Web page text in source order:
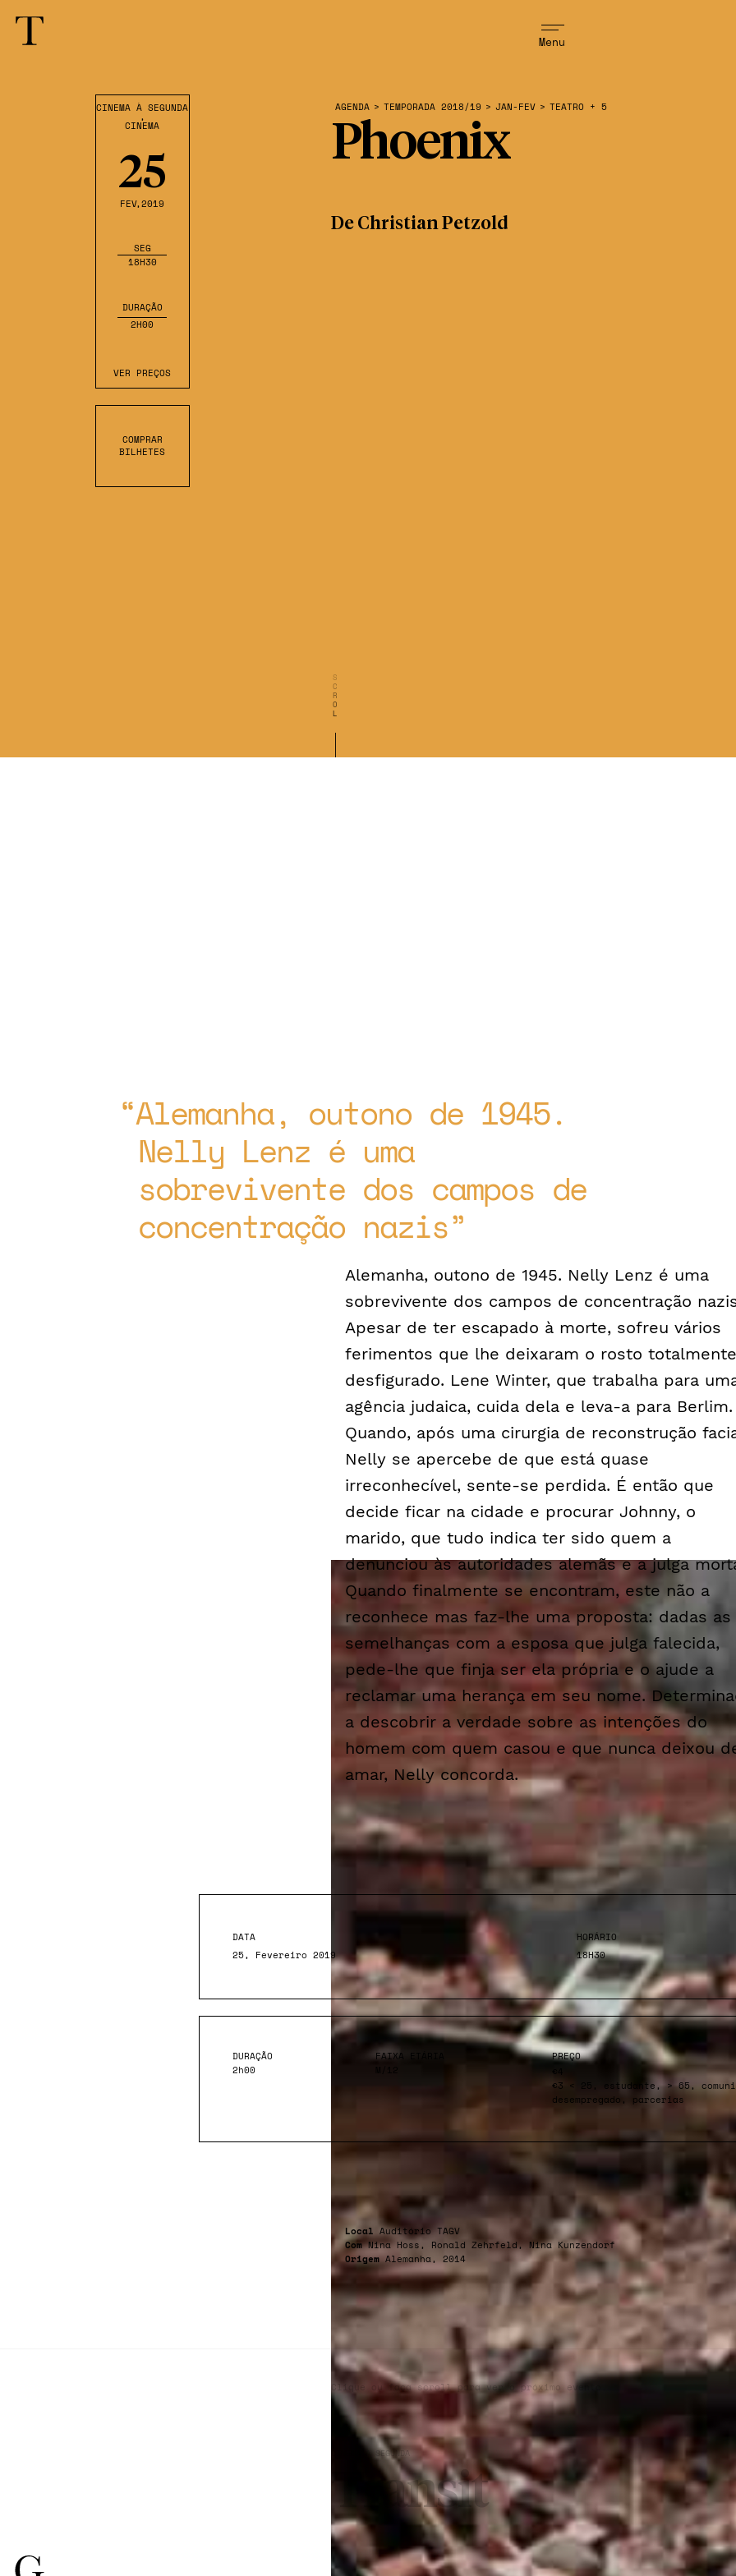
Menu
Phoenix
S
C
R
O
L
CINEMA À SEGUNDA
,
CINEMA
25
FEV,2019
SEG
18H30
DURAÇÃO
2H00
VER PREÇOS
COMPRAR
BILHETES
AGENDA > TEMPORADA 2018/19 > JAN-FEV > TEATRO + 5
De Christian Petzold
Alemanha, outono de 1945.
Nelly Lenz é uma
sobrevivente dos campos de
concentração nazis
Alemanha, outono de 1945. Nelly Lenz é uma
sobrevivente dos campos de concentração
Apesar de ter escapado à morte, sofreu vários
ferimentos que lhe deixaram o rosto totalmente
desfigurado. Lene Winter, que trabalha para
agência judaica, cuida dela e leva-a para Berlim.
Quando, após uma cirurgia de reconstrução
Nelly se apercebe de que está quase
irreconhecível, sente-se perdida. É então que
decide ficar na cidade e procurar Johnny, o
marido, que tudo indica ter sido quem a
denunciou às autoridades alemãs e a julga
Quando finalmente se encontram, este não a
reconhece mas faz-lhe uma proposta: dadas as
semelhanças com a esposa que julga falecida,
pede-lhe que finja ser ela própria e o ajude a
reclamar uma herança em seu nome.
a descobrir a verdade sobre as intenções do
homem com quem casou e que nunca deixou
amar, Nelly concorda.
DATA
25, Fevereiro 2019
HORÁRIO
18H30
DURAÇÃO
2h00
FAIXA ETÁRIA
PREÇO
€4
€3 < 25, estudante, > 65,
desempregado, parcerias
Local Auditório TAGV
ComNina Hoss, Ronald Zehrfeld, Nina Kunzendorf
OrigemAlemanha, 2014
Clique ou faça scroll para ver o próximo evento.
CINEMA À SEGUNDA
Transit